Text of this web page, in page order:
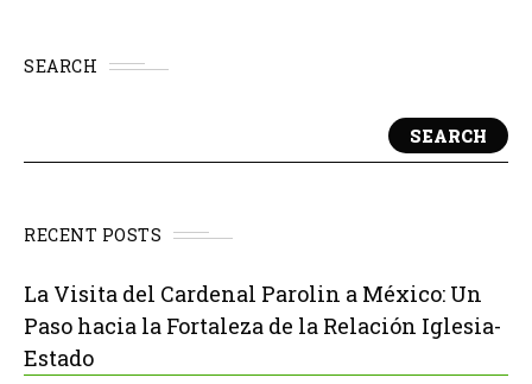
SEARCH
SEARCH
RECENT POSTS
La Visita del Cardenal Parolin a México: Un
Paso hacia la Fortaleza de la Relación Iglesia-
Estado